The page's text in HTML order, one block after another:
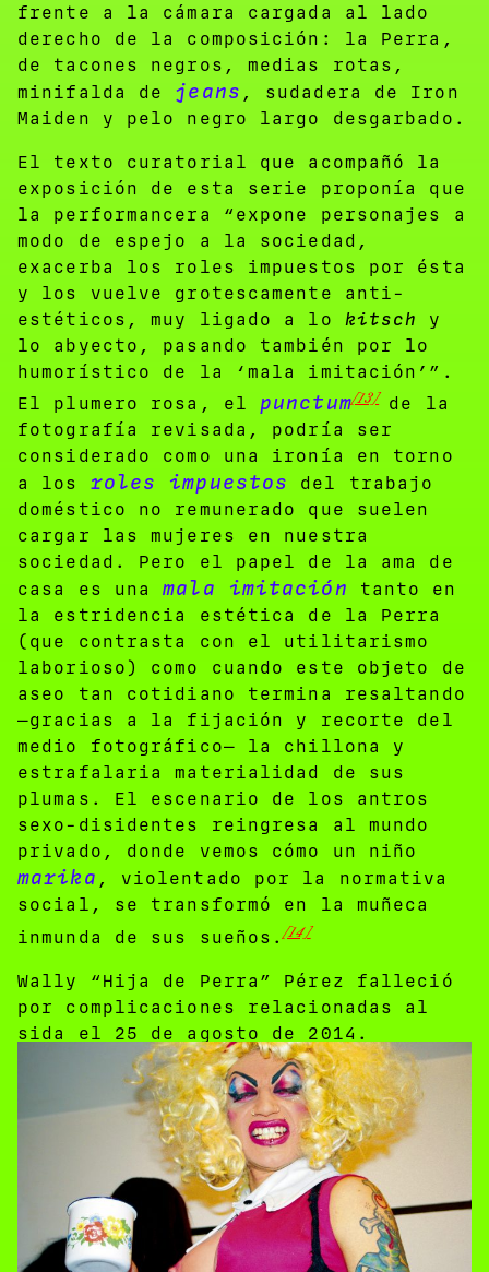
frente a la cámara cargada al lado
derecho de la composición: la Perra,
de tacones negros, medias rotas,
minifalda de jeans , sudadera de Iron
Maiden y pelo negro largo desgarbado.
El texto curatorial que acompañó la
exposición de esta serie proponía que
la performancera “ expone personajes a
modo de espejo a la sociedad,
exacerba los roles impuestos por ésta
y los vuelve grotescamente anti-
estéticos, muy ligado a lo kitsch
y
lo abyecto, pasando también por lo
humorístico de la
‘ mala imitación ’” .
El plumero rosa, el punctum[13] de la
fotografía revisada, podría ser
considerado como una ironía en torno
a los roles impuestos
del trabajo
doméstico no remunerado que suelen
cargar las mujeres en nuestra
sociedad. Pero el papel de la ama de
casa es unamala imitación tanto en
la estridencia estética de la Perra
(que contrasta con el utilitarismo
laborioso) como cuando este objeto de
aseo tan cotidiano termina resaltando
—gracias a la fijación y recorte del
medio fotográfico— la chillona y
estrafalaria materialidad de sus
plumas. El escenario de los antros
sexo-disidentes reingresa al mundo
privado, donde vemos cómo un niño
marika , violentado por la normativa
social, se transformó en la muñeca
inmunda de sus sueños.[14]
Wally “Hija de Perra” Pérez falleció
por complicaciones relacionadas al
sida el 25 de agosto de 2014.